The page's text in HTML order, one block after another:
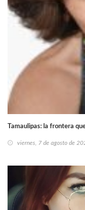
Tamaulipas: la frontera
viernes, 7 de agosto de